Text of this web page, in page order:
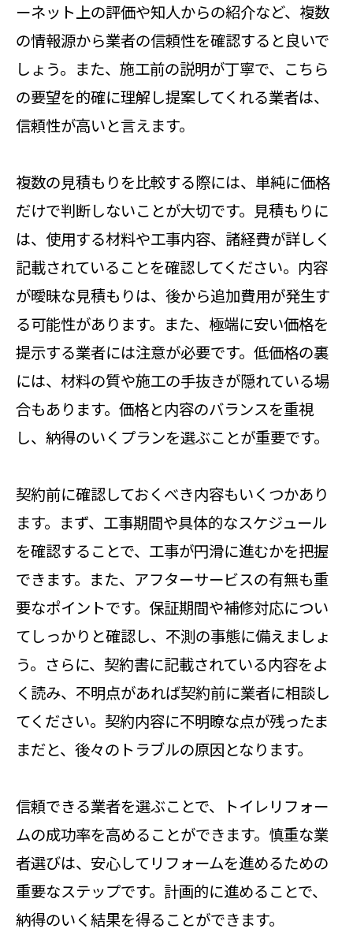
ーネット上の評価や知人からの紹介など、複数
の情報源から業者の信頼性を確認すると良いで
しょう。また、施工前の説明が丁寧で、こちら
の要望を的確に理解し提案してくれる業者は、
信頼性が高いと言えます。
複数の見積もりを比較する際には、単純に価格
だけで判断しないことが大切です。見積もりに
は、使用する材料や工事内容、諸経費が詳しく
記載されていることを確認してください。内容
が曖昧な見積もりは、後から追加費用が発生す
る可能性があります。また、極端に安い価格を
提示する業者には注意が必要です。低価格の裏
には、材料の質や施工の手抜きが隠れている場
合もあります。価格と内容のバランスを重視
し、納得のいくプランを選ぶことが重要です。
契約前に確認しておくべき内容もいくつかあり
ます。まず、工事期間や具体的なスケジュール
を確認することで、工事が円滑に進むかを把握
できます。また、アフターサービスの有無も重
要なポイントです。保証期間や補修対応につい
てしっかりと確認し、不測の事態に備えましょ
う。さらに、契約書に記載されている内容をよ
く読み、不明点があれば契約前に業者に相談し
てください。契約内容に不明瞭な点が残ったま
まだと、後々のトラブルの原因となります。
信頼できる業者を選ぶことで、トイレリフォー
ムの成功率を高めることができます。慎重な業
者選びは、安心してリフォームを進めるための
重要なステップです。計画的に進めることで、
納得のいく結果を得ることができます。